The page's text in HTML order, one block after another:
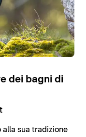
dei bagni di
alla sua tradizione